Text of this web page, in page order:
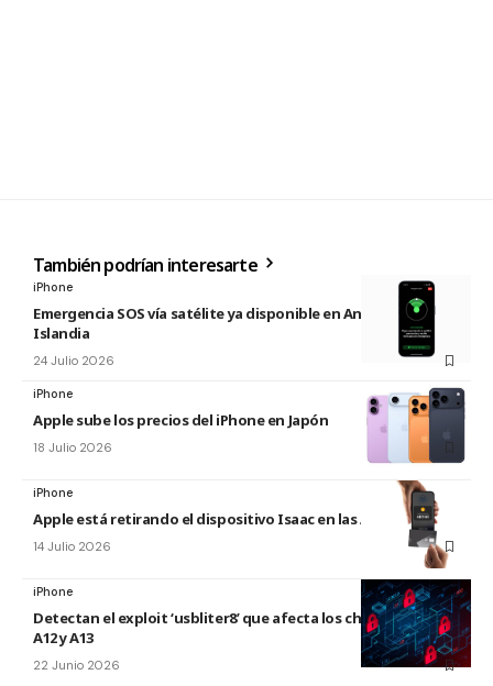
También podrían interesarte
iPhone
Emergencia SOS vía satélite ya disponible en Andorra e
Islandia
24 Julio 2026
iPhone
Apple sube los precios del iPhone en Japón
18 Julio 2026
iPhone
Apple está retirando el dispositivo Isaac en las Apple Store
14 Julio 2026
iPhone
Detectan el exploit ‘usbliter8’ que afecta los chips de Apple
A12 y A13
22 Junio 2026